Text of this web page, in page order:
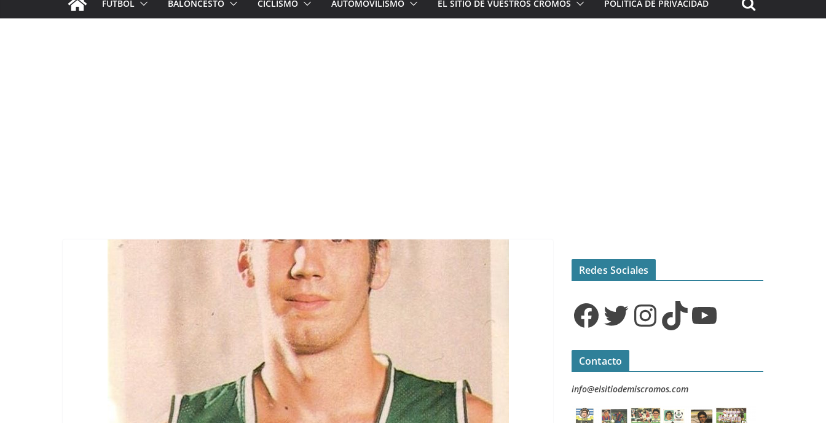
FÚTBOL BALONCESTO CICLISMO AUTOMOVILISMO EL SITIO DE VUESTROS CROMOS POLÍTICA DE PRIVACIDAD
Redes Sociales
Facebook Twitter InstagramTikTok YouTube
Contacto
info@elsitiodemiscromos.com